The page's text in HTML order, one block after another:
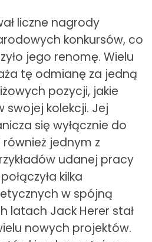
liczne nagrody
konkursów, co
jego renomę. Wielu
tę odmianę za jedną
pozycji, jakie
kolekcji. Jej
się wyłącznie do
jednym z
udanej pracy
kilka
w spójną
latach Jack Herer stał
nowych projektów.